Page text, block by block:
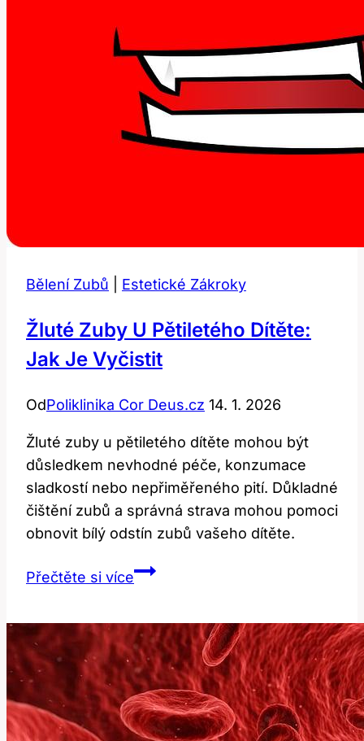
Bělení Zubů Estetické Zákroky
Žluté Zuby U Pětiletého Dítěte:
Jak Je Vyčistit
OdPoliklinika Cor Deus.cz 14. 1. 2026
Žluté zuby u pětiletého dítěte mohou být
důsledkem nevhodné péče, konzumace
sladkostí nebo nepřiměřeného pití. Důkladné
čištění zubů a správná strava mohou pomoci
obnovit bílý odstín zubů vašeho dítěte.
Přečtěte si víceŽluté
pětiletého
dítěte:
Jak
je
vyčistit